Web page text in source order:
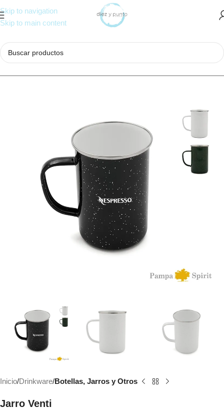
Skip to navigation
Skip to main content
Inicio Drinkware Botellas, Jarros y Otros
Jarro Venti